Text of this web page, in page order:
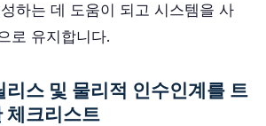
하는 데 도움이 되고 시스템을 사
로 유지합니다.
리스 및 물리적 인수인계를 트
체크리스트